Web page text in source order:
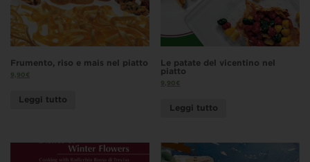
Frumento, riso e mais nel piatto
9,90€
Leggi tutto
Le patate del vicentino nel
piatto
9,90€
Leggi tutto